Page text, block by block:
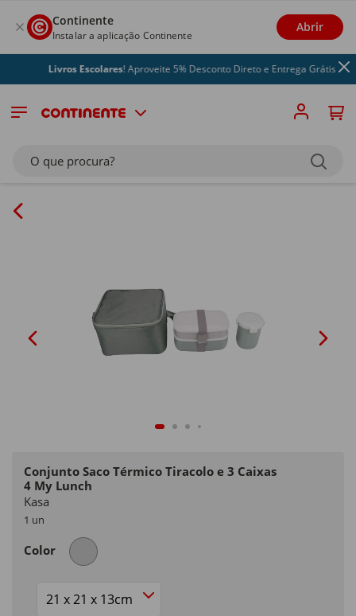
Continente
Instalar a aplicação Continente
Abrir
Livros Escolares! Aproveite 5% Desconto Direto e Entrega Grátis
O que procura?
Conjunto Saco Térmico Tiracolo e 3 Caixas
4 My Lunch
Kasa
1 un
Color
Size